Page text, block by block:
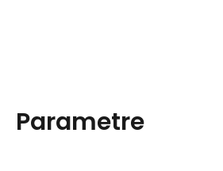
Parametre